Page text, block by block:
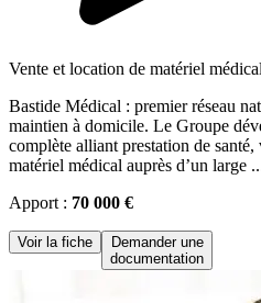
Vente et location de matériel médical
Bastide Médical : premier réseau
maintien à domicile. Le Groupe
complète alliant prestation de
matériel médical auprès d’un large
Apport : 70 000 €
Voir la fiche
Demander une
documentation